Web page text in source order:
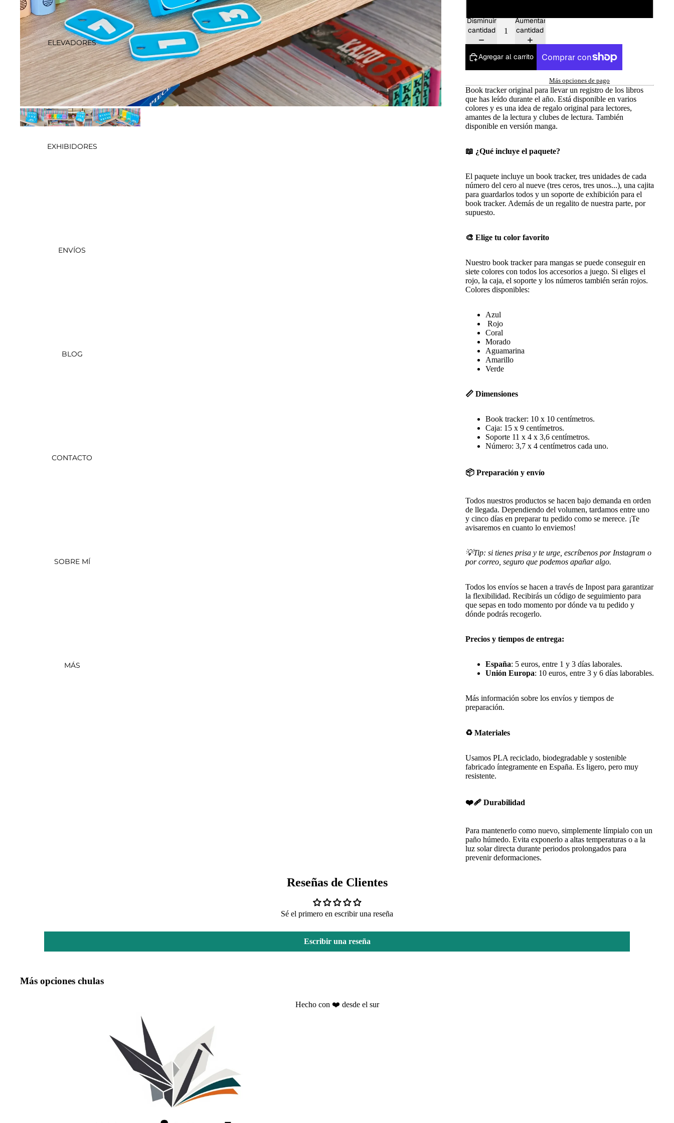
ELEVADORES
EXHIBIDORES
ENVÍOS
BLOG
CONTACTO
SOBRE MÍ
MÁS
Disminuir
cantidad
Aumentar
cantidad
Agregar al carrito
Más opciones de pago
Book tracker original para llevar un registro de los libros
que has leído durante el año. Está disponible en varios
colores y es una idea de regalo original para lectores,
amantes de la lectura y clubes de lectura. También
disponible en versión manga.
📖 ¿Qué incluye el paquete?
El paquete incluye un book tracker, tres unidades de cada
número del cero al nueve (tres ceros, tres unos...), una cajita
para guardarlos todos y un soporte de exhibición para el
book tracker. Además de un regalito de nuestra parte, por
supuesto.
🎨 Elige tu color favorito
Nuestro book tracker para mangas se puede conseguir en
siete colores con todos los accesorios a juego. Si eliges el
rojo, la caja, el soporte y los números también serán rojos.
Colores disponibles:
Azul
Rojo
Coral
Morado
Aguamarina
Amarillo
Verde
📏 Dimensiones
Book tracker: 10 x 10 centímetros.
Caja: 15 x 9 centímetros.
Soporte 11 x 4 x 3,6 centímetros.
Número: 3,7 x 4 centímetros cada uno.
📦 Preparación y envío
Todos nuestros productos se hacen bajo demanda en orden
de llegada. Dependiendo del volumen, tardamos entre uno
y cinco días en preparar tu pedido como se merece. ¡Te
avisaremos en cuanto lo enviemos!
💡Tip: si tienes prisa y te urge, escríbenos por Instagram o
por correo, seguro que podemos apañar algo.
Todos los envíos se hacen a través de Inpost para garantizar
la flexibilidad. Recibirás un código de seguimiento para
que sepas en todo momento por dónde va tu pedido y
dónde podrás recogerlo.
Precios y tiempos de entrega:
España: 5 euros, entre 1 y 3 días laborales.
Unión Europa: 10 euros, entre 3 y 6 días laborables.
Más información sobre los envíos y tiempos de
preparación.
♻️ Materiales
Usamos PLA reciclado, biodegradable y sostenible
fabricado íntegramente en España. Es ligero, pero muy
resistente.
❤️🩹 Durabilidad
Para mantenerlo como nuevo, simplemente límpialo con un
paño húmedo. Evita exponerlo a altas temperaturas o a la
luz solar directa durante periodos prolongados para
prevenir deformaciones.
Reseñas de Clientes
Sé el primero en escribir una reseña
Escribir una reseña
Más opciones chulas
Hecho con ❤️ desde el sur